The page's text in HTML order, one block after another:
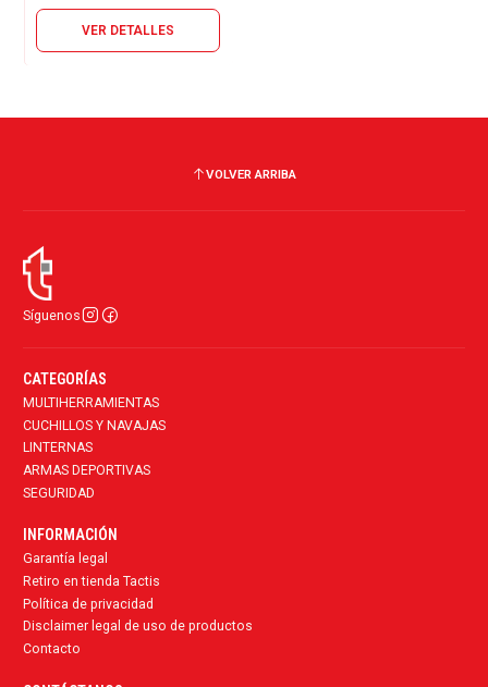
VER DETALLES
VOLVER ARRIBA
Síguenos
CATEGORÍAS
MULTIHERRAMIENTAS
CUCHILLOS Y NAVAJAS
LINTERNAS
ARMAS DEPORTIVAS
SEGURIDAD
INFORMACIÓN
Garantía legal
Retiro en tienda Tactis
Política de privacidad
Disclaimer legal de uso de productos
Contacto